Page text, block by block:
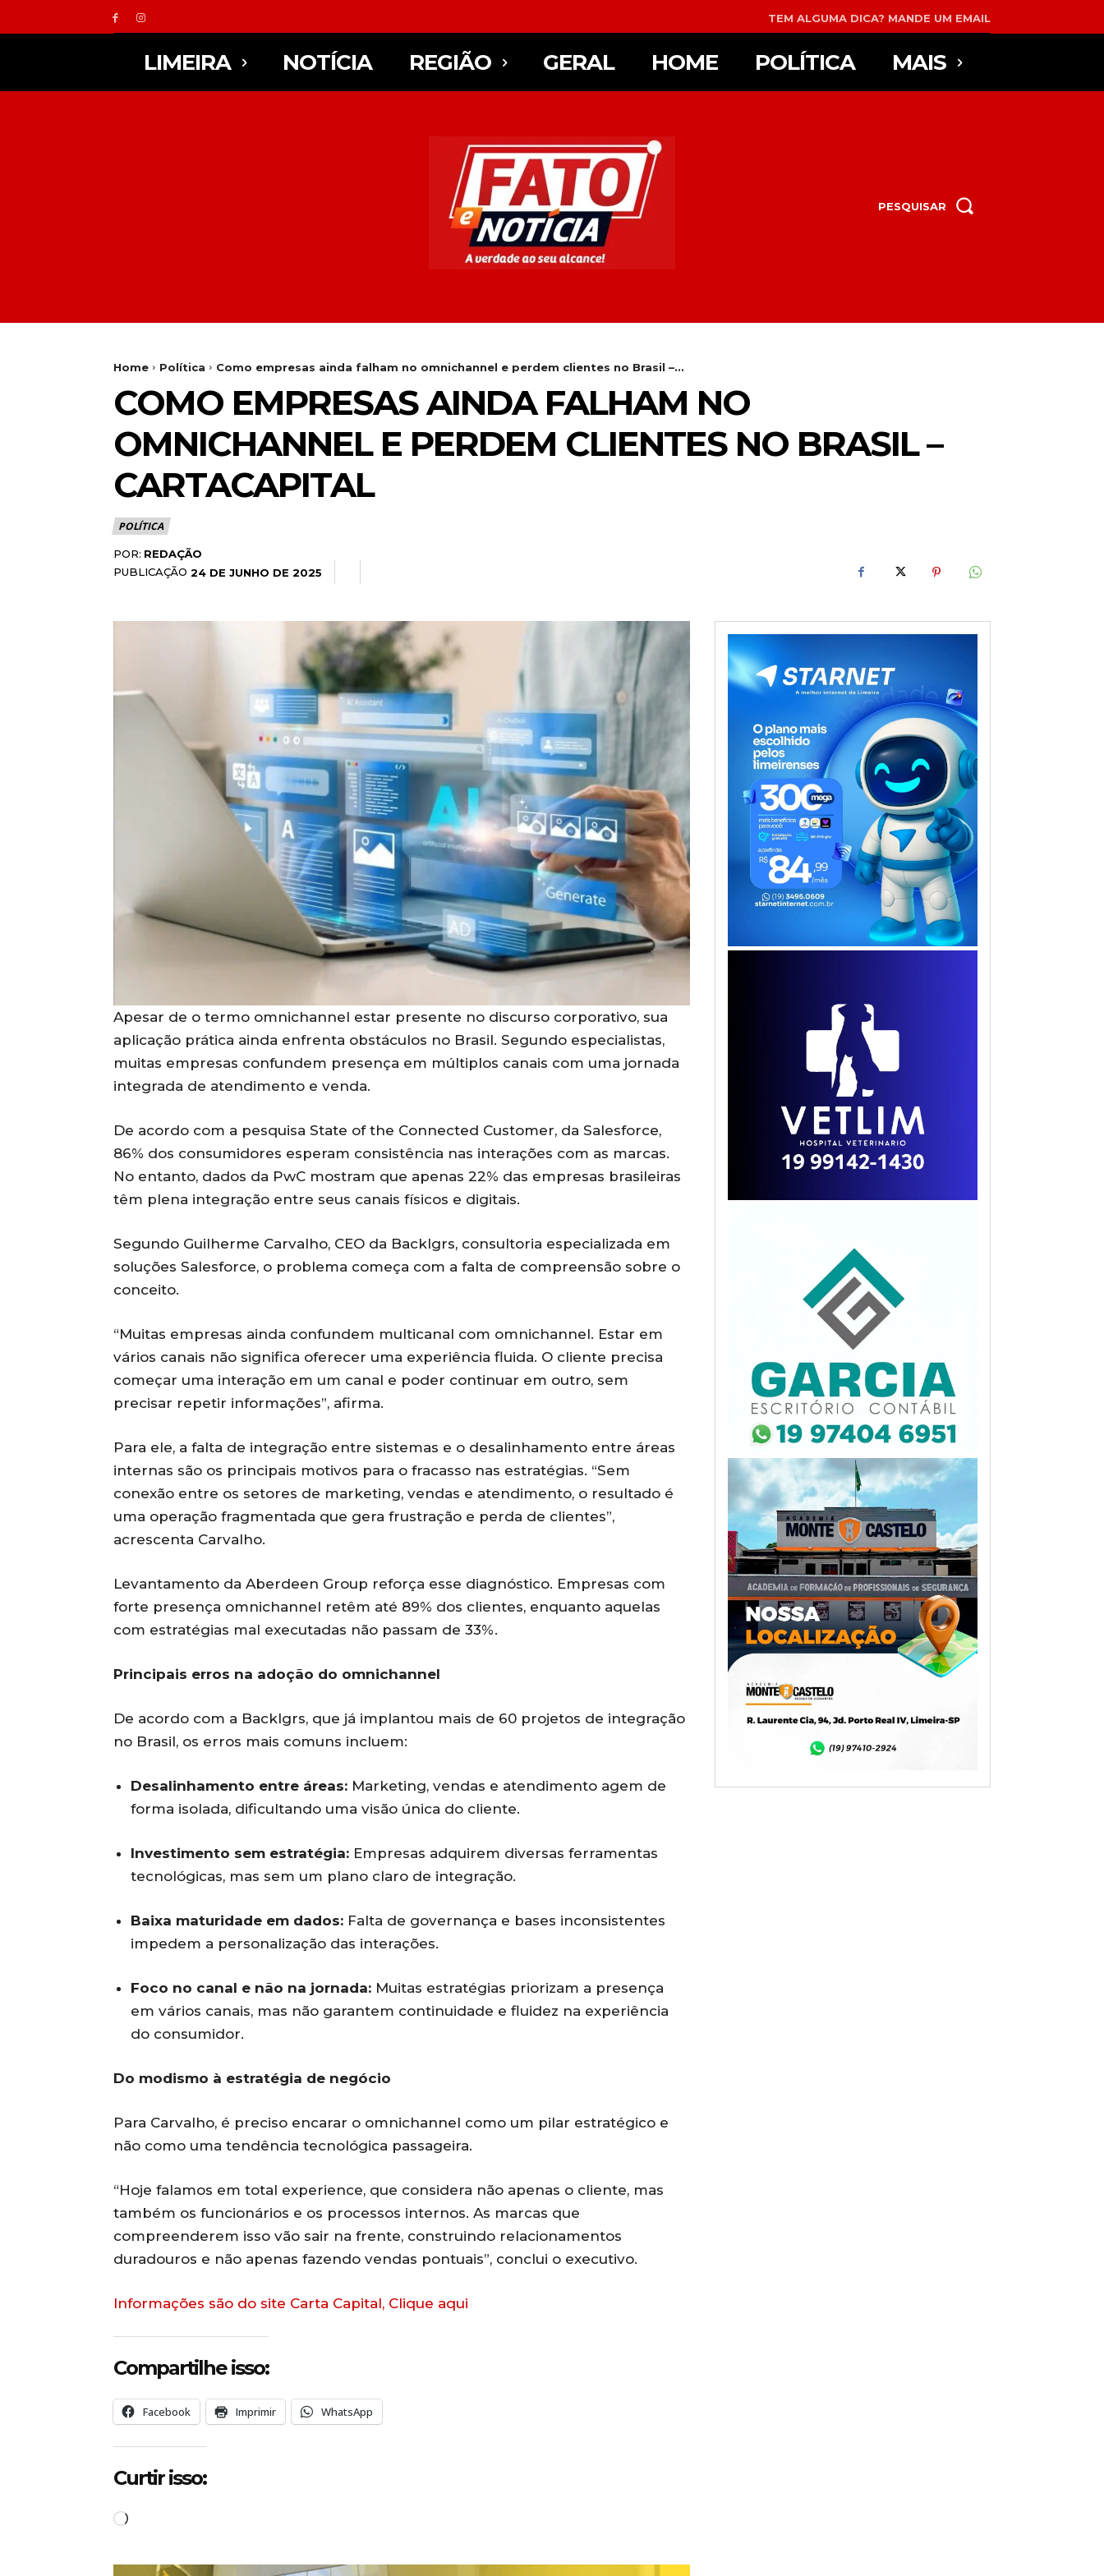
TEM ALGUMA DICA? MANDE UM EMAIL
LIMEIRA NOTÍCIA REGIÃO GERAL HOME POLÍTICA MAIS
PESQUISAR
Home Política Como empresas ainda falham no omnichannel e perdem clientes no Brasil –...
COMO EMPRESAS AINDA FALHAM NO
OMNICHANNEL E PERDEM CLIENTES NO BRASIL –
CARTACAPITAL
POLÍTICA
POR: REDAÇÃO
PUBLICAÇÃO 24 DE JUNHO DE 2025
Apesar de o termo omnichannel estar presente no discurso corporativo, sua
aplicação prática ainda enfrenta obstáculos no Brasil. Segundo especialistas,
muitas empresas confundem presença em múltiplos canais com uma jornada
integrada de atendimento e venda.
De acordo com a pesquisa State of the Connected Customer, da Salesforce,
86% dos consumidores esperam consistência nas interações com as marcas.
No entanto, dados da PwC mostram que apenas 22% das empresas brasileiras
têm plena integração entre seus canais físicos e digitais.
Segundo Guilherme Carvalho, CEO da Backlgrs, consultoria especializada em
soluções Salesforce, o problema começa com a falta de compreensão sobre o
conceito.
“Muitas empresas ainda confundem multicanal com omnichannel. Estar em
vários canais não significa oferecer uma experiência fluida. O cliente precisa
começar uma interação em um canal e poder continuar em outro, sem
precisar repetir informações”, afirma.
Para ele, a falta de integração entre sistemas e o desalinhamento entre áreas
internas são os principais motivos para o fracasso nas estratégias. “Sem
conexão entre os setores de marketing, vendas e atendimento, o resultado é
uma operação fragmentada que gera frustração e perda de clientes”,
acrescenta Carvalho.
Levantamento da Aberdeen Group reforça esse diagnóstico. Empresas com
forte presença omnichannel retêm até 89% dos clientes, enquanto aquelas
com estratégias mal executadas não passam de 33%.
Principais erros na adoção do omnichannel
De acordo com a Backlgrs, que já implantou mais de 60 projetos de integração
no Brasil, os erros mais comuns incluem:
Desalinhamento entre áreas: Marketing, vendas e atendimento agem de
forma isolada, dificultando uma visão única do cliente.
Investimento sem estratégia: Empresas adquirem diversas ferramentas
tecnológicas, mas sem um plano claro de integração.
Baixa maturidade em dados: Falta de governança e bases inconsistentes
impedem a personalização das interações.
Foco no canal e não na jornada: Muitas estratégias priorizam a presença
em vários canais, mas não garantem continuidade e fluidez na experiência
do consumidor.
Do modismo à estratégia de negócio
Para Carvalho, é preciso encarar o omnichannel como um pilar estratégico e
não como uma tendência tecnológica passageira.
“Hoje falamos em total experience, que considera não apenas o cliente, mas
também os funcionários e os processos internos. As marcas que
compreenderem isso vão sair na frente, construindo relacionamentos
duradouros e não apenas fazendo vendas pontuais”, conclui o executivo.
Informações são do site Carta Capital, Clique aqui
Compartilhe isso:
Facebook Imprimir WhatsApp
Curtir isso:
C
r